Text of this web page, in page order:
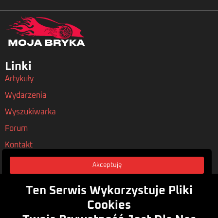
Linki
Artykuły
Wydarzenia
Wyszukiwarka
Forum
Kontakt
Nasze Polityki
Regulamin
Akceptuję
Ten Serwis Wykorzystuje Pliki
Cookies